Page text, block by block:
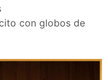
con globos de